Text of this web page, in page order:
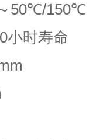
50℃/150℃
小时寿命